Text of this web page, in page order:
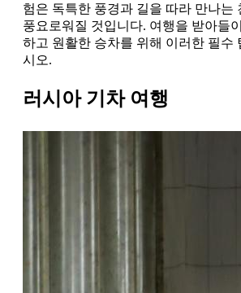
험은 독특한 풍경과 길을 따라 만나는
풍요로워질 것입니다. 여행을 받아들
하고 원활한 승차를 위해 이러한 필수
시오.
러시아 기차 여행